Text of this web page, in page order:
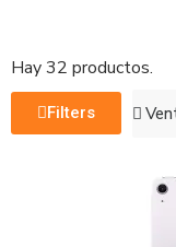
Hay 32 productos.
Filters